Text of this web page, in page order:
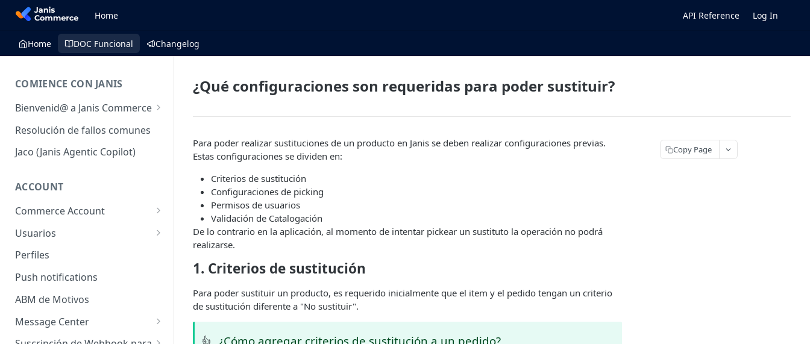
Home API Reference Log In
Home DOC Funcional Changelog
COMIENCE CON JANIS
Bienvenid@ a Janis Commerce
Acceso y Ambientes
Requisitos mínimos para
utilizar la plataforma
Fulfillment
Resolución de fallos comunes
Jaco (Janis Agentic Copilot)
ACCOUNT
Commerce Account
Cuentas de comercio
Sales Channel (Canales de
Usuarios
Usuarios
Usuarios pendientes
Llaves de seguridad
Perfiles
Push notifications
ABM de Motivos
Message Center
Templates
¿Qué configuraciones son requeridas para poder sustituir?
Para poder realizar sustituciones de un producto en Janis se deben realizar configuraciones previas.
Estas configuraciones se dividen en:
Criterios de sustitución
Configuraciones de picking
Permisos de usuarios
Validación de Catalogación
De lo contrario en la aplicación, al momento de intentar pickear un sustituto la operación no podrá
realizarse.
1. Criterios de sustitución
Para poder sustituir un producto, es requerido inicialmente que el item y el pedido tengan un criterio
de sustitución diferente a "No sustituir".
👍 ¿Cómo agregar criterios de sustitución a un pedido?
Copy Page